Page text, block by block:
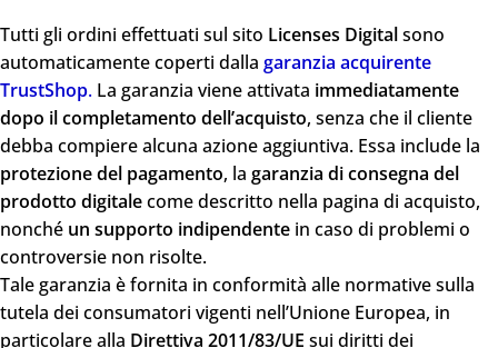
Tutti gli ordini effettuati sul sito Licenses Digitalsono
automaticamente coperti dalla garanzia acquirente
TrustShop. La garanzia viene attivata immediatamente
dopo il completamento dell’acquisto, senza che il cliente
debba compiere alcuna azione aggiuntiva. Essa include la
protezione del pagamento, la garanzia di consegna del
prodotto digitalecome descritto nella pagina di acquisto,
nonché un supporto indipendente in caso di problemi o
controversie non risolte.
Tale garanzia è fornita in conformità alle normative sulla
tutela dei consumatori vigenti nell’Unione Europea, in
particolare alla Direttiva 2011/83/UE sui diritti dei